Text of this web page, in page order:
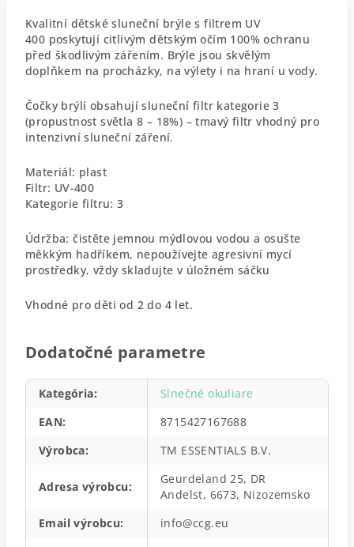
Kvalitní dětské sluneční brýle s filtrem UV
400 poskytují citlivým dětským očím 100% ochranu
před škodlivým zářením. Brýle jsou skvělým
doplňkem na procházky, na výlety i na hraní u vody.
Čočky brýlí obsahují sluneční filtr kategorie 3
(propustnost světla 8 – 18%) – tmavý filtr vhodný pro
intenzivní sluneční záření.
Materiál: plast
Filtr: UV-400
Kategorie filtru: 3
Údržba: čistěte jemnou mýdlovou vodou a osušte
měkkým hadříkem, nepoužívejte agresivní mycí
prostředky, vždy skladujte v úložném sáčku
Vhodné pro děti od 2 do 4 let.
Dodatočné parametre
Kategória:
Slnečné okuliare
EAN:
8715427167688
Výrobca: TM ESSENTIALS B.V.
Adresa výrobcu:
Geurdeland 25, DR
Andelst, 6673, Nizozemsko
Email výrobcu:
info@ccg.eu